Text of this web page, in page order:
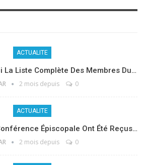
ACTUALITE
La Liste Complète Des Membres Du…
2 mois depuis 0
ACTUALITE
Épiscopale Ont Été Reçus…
2 mois depuis 0